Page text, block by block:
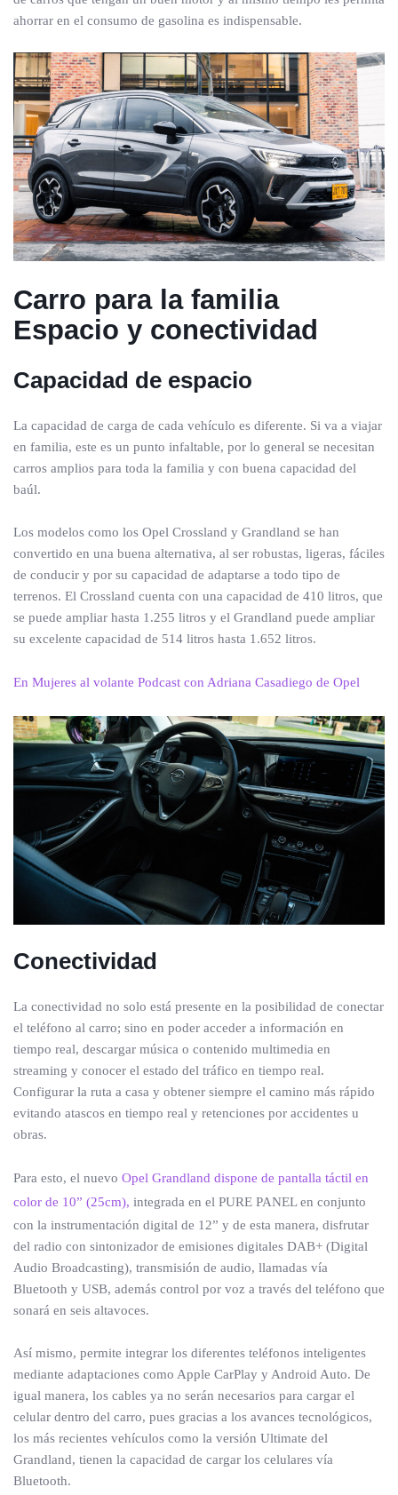
ahorrar en el consumo de gasolina es indispensable.
Carro para la familia
Espacio y conectividad
Capacidad de espacio
La capacidad de carga de cada vehículo es diferente. Si va a viajar
en familia, este es un punto infaltable, por lo general se necesitan
carros amplios para toda la familia y con buena capacidad del
baúl.
Los modelos como los Opel Crossland y Grandland se han
convertido en una buena alternativa, al ser robustas, ligeras, fáciles
de conducir y por su capacidad de adaptarse a todo tipo de
terrenos. El Crossland cuenta con una capacidad de 410 litros, que
se puede ampliar hasta 1.255 litros y el Grandland puede ampliar
su excelente capacidad de 514 litros hasta 1.652 litros.
En Mujeres al volante Podcast con Adriana Casadiego de Opel
Conectividad
La conectividad no solo está presente en la posibilidad de conectar
el teléfono al carro; sino en poder acceder a información en
tiempo real, descargar música o contenido multimedia en
streaming y conocer el estado del tráfico en tiempo real.
Configurar la ruta a casa y obtener siempre el camino más rápido
evitando atascos en tiempo real y retenciones por accidentes u
obras.
Para esto, el nuevo Opel Grandland dispone de pantalla táctil en
color de 10” (25cm), integrada en el PURE PANEL en conjunto
con la instrumentación digital de 12” y de esta manera, disfrutar
del radio con sintonizador de emisiones digitales DAB+ (Digital
Audio Broadcasting), transmisión de audio, llamadas vía
Bluetooth y USB, además control por voz a través del teléfono que
sonará en seis altavoces.
Así mismo, permite integrar los diferentes teléfonos inteligentes
mediante adaptaciones como Apple CarPlay y Android Auto. De
igual manera, los cables ya no serán necesarios para cargar el
celular dentro del carro, pues gracias a los avances tecnológicos,
los más recientes vehículos como la versión Ultimate del
Grandland, tienen la capacidad de cargar los celulares vía
Bluetooth.